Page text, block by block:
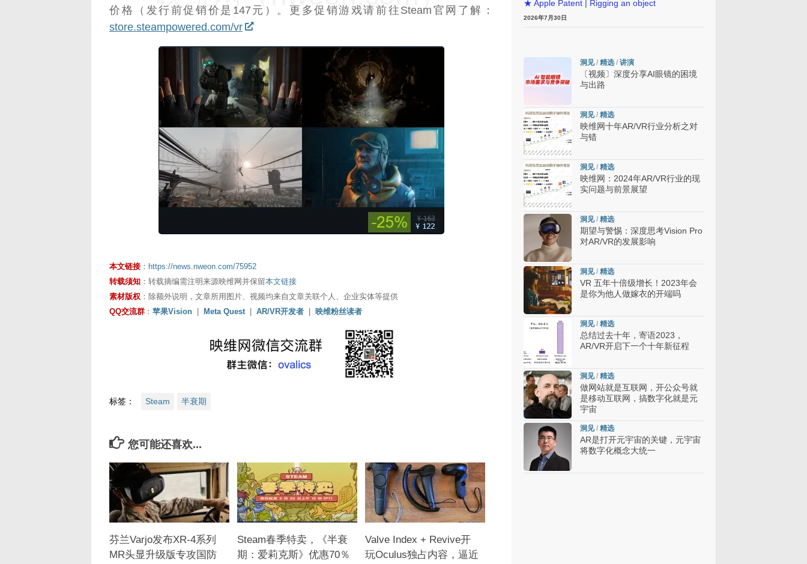
价格（发行前促销价是147元）。更多促销游戏请前往Steam官网了解：
store.steampowered.com/vr
映维网（nweon.com）
本文链接 ： https://news.nweon.com/75952
转载须知 ：转载摘编需注明来源映维网并保留本文链接
素材版权 ：除额外说明，文章所用图片、视频均来自文章关联个人、企业实体等提供
QQ交流群 ： 苹果Vision | Meta Quest | AR/VR开发者 | 映维粉丝读者
标签： Steam 半衰期
您可能还喜欢...
芬兰Varjo发布XR-4系列
MR头显升级版专攻国防
Steam春季特卖，《半衰
期：爱莉克斯》优惠70％
Valve Index + Revive开
玩Oculus独占内容，逼近
★ Apple Patent | Rigging an object
2026年7月30日
洞见/ 精选 / 讲演
〔视频〕深度分享AI眼镜的困境
与出路
洞见/ 精选
映维网十年AR/VR行业分析之对
与错
洞见/ 精选
映维网：2024年AR/VR行业的现
实问题与前景展望
洞见/ 精选
期望与警惕：深度思考Vision Pro
对AR/VR的发展影响
洞见/ 精选
VR 五年十倍级增长！2023年会
是你为他人做嫁衣的开端吗
洞见/ 精选
总结过去十年，寄语2023，
AR/VR开启下一个十年新征程
洞见/ 精选
做网站就是互联网，开公众号就
是移动互联网，搞数字化就是元
宇宙
洞见/ 精选
AR是打开元宇宙的关键，元宇宙
将数字化概念大统一